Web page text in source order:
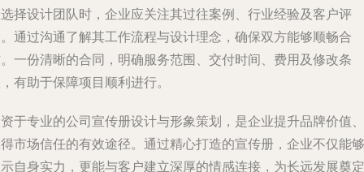
择设计团队时，企业应关注其过往案例、行业经验及客户评
通过沟通了解其工作流程与设计理念，确保双方能够顺畅合
一份清晰的合同，明确服务范围、交付时间、费用及修改条
有助于保障项目顺利进行。
于专业的公司宣传册设计与形象策划，是企业提升品牌价值、
市场信任的有效途径。通过精心打造的宣传册，企业不仅能够
自身实力，更能与客户建立深厚的情感连接，为长远发展奠定